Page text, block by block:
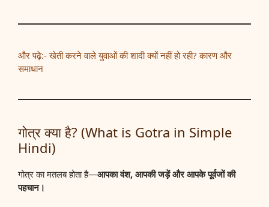
और पढ़े:- खेती करने वाले युवाओं की शादी क्यों नहीं हो रही? कारण और
समाधान
गोत्र क्या है? (What is Gotra in Simple
Hindi)
गोत्र का मतलब होता है—आपका वंश, आपकी जड़ें और आपके पूर्वजों की
पहचान।